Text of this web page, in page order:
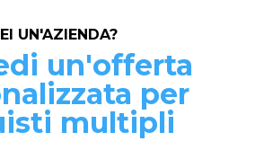
UN'AZIENDA?
un'offerta
per
multipli